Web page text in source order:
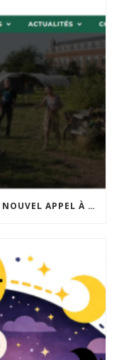
« INSPIRONS LE QUARTIER » : UN NOUVEL APPEL À PROJETS EST LANCÉ !